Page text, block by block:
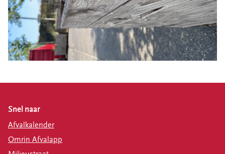
Snel naar
Afvalkalender
Omrin Afvalapp